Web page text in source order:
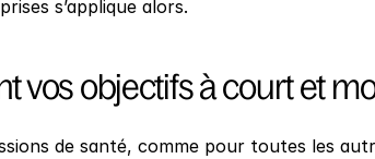
s’applique alors.
vos objectifs à court et
de santé, comme pour toutes les